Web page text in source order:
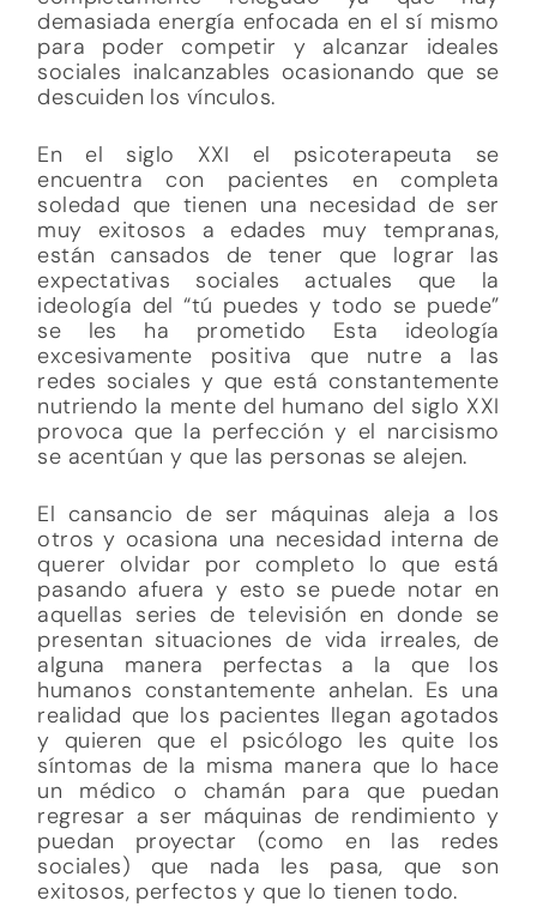
demasiada energía enfocada en el sí mismo
para poder competir y alcanzar ideales
sociales inalcanzables ocasionando que se
descuiden los vínculos.
En el siglo XXI el psicoterapeuta se
encuentra con pacientes en completa
soledad que tienen una necesidad de ser
muy exitosos a edades muy tempranas,
están cansados de tener que lograr las
expectativas sociales actuales que la
ideología del “tú puedes y todo se puede”
se les ha prometido Esta ideología
excesivamente positiva que nutre a las
redes sociales y que está constantemente
nutriendo la mente del humano del siglo XXI
provoca que la perfección y el narcisismo
se acentúan y que las personas se alejen.
El cansancio de ser máquinas aleja a los
otros y ocasiona una necesidad interna de
querer olvidar por completo lo que está
pasando afuera y esto se puede notar en
aquellas series de televisión en donde se
presentan situaciones de vida irreales, de
alguna manera perfectas a la que los
humanos constantemente anhelan. Es una
realidad que los pacientes llegan agotados
y quieren que el psicólogo les quite los
síntomas de la misma manera que lo hace
un médico o chamán para que puedan
regresar a ser máquinas de rendimiento y
puedan proyectar (como en las redes
sociales) que nada les pasa, que son
exitosos, perfectos y que lo tienen todo.